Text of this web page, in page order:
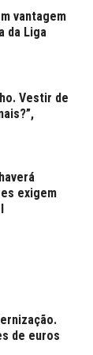
vantagem
da Liga
Vestir de
exigem
de euros